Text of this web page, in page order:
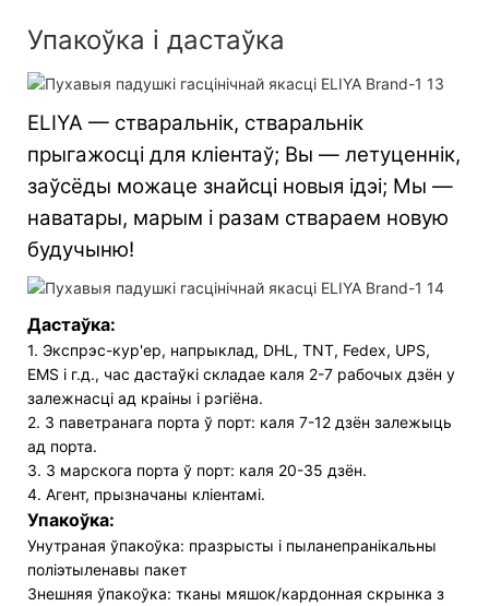
Упакоўка і дастаўка
ELIYA — стваральнік, стваральнік
прыгажосці для кліентаў; Вы — летуценнік,
заўсёды можаце знайсці новыя ідэі; Мы —
наватары, марым і разам ствараем новую
будучыню!
Дастаўка:
1. Экспрэс-кур'ер, напрыклад, DHL, TNT, Fedex, UPS,
EMS і г.д., час дастаўкі складае каля 2-7 рабочых дзён у
залежнасці ад краіны і рэгіёна.
2. З паветранага порта ў порт: каля 7-12 дзён залежыць
ад порта.
3. З марскога порта ў порт: каля 20-35 дзён.
4. Агент, прызначаны кліентамі.
Упакоўка:
Унутраная ўпакоўка: празрысты і пыланепранікальны
поліэтыленавы пакет
Знешняя ўпакоўка: тканы мяшок/кардонная скрынка з